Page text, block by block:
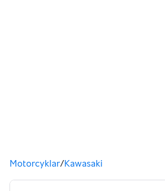
Du är här
Motorcyklar/Kawasaki